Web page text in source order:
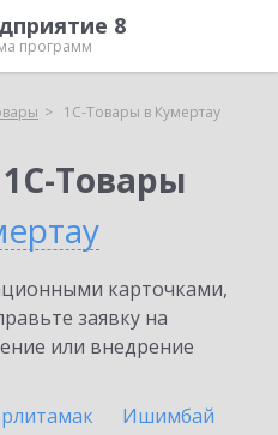
8
программ
1С-Товары в Кумертау
Товары
карточками,
заявку на
или внедрение
Ишимбай